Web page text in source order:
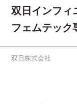
双日インフィ
フェムテック
双日株式会社